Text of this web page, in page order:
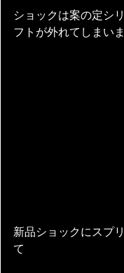
ショックは案の定シ
フトが外れてしまい
新品ショックにスプ
て